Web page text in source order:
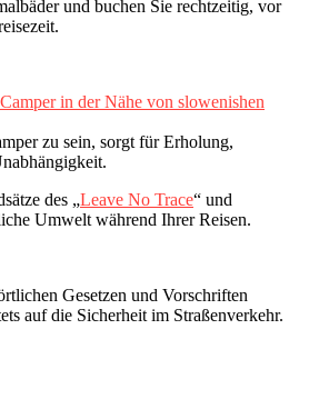
und buchen Sie rechtzeitig, vor
zu sein, sorgt für Erholung,
des „Leave No Trace“ und
Umwelt während Ihrer Reisen.
Gesetzen und Vorschriften
auf die Sicherheit im Straßenverkehr.